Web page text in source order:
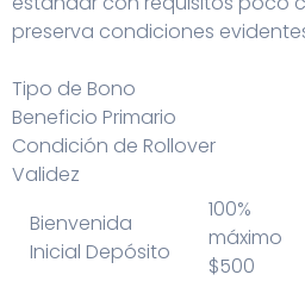
preserva condiciones
Tipo de Bono
Beneficio Primario
Condición de Rollover
Validez
Bienvenida
Inicial Depósito
100%
máximo
$500